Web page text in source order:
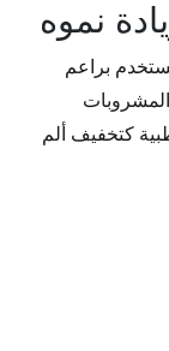
نموه
قبل الميلاد تستخدم براعم
كتخفيف ألم